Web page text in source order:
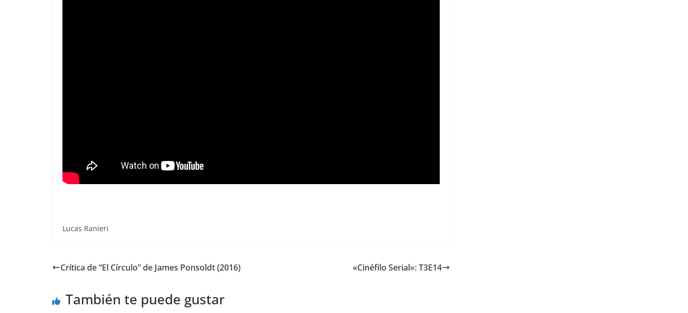
Lucas Ranieri
Crítica de “El Círculo” de James Ponsoldt (2016) «Cinéfilo Serial»: T3E14
También te puede gustar